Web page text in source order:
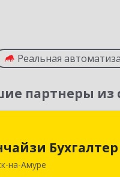
Реальная
партнеры из
Бухгалтер
на-Амуре
681000, Хабаровский
Комсомольск-на-Амуре